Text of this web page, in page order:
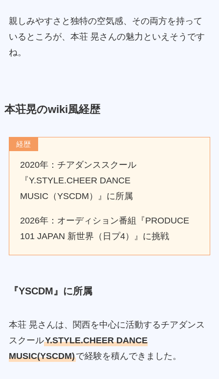
親しみやすさと独特の空気感、その両方を持って
いるところが、本荘 晃さんの魅力といえそうです
ね。
本荘晃のwiki風経歴
経歴
2020年：チアダンススクール
『Y.STYLE.CHEER DANCE
MUSIC（YSCDM）』に所属
2026年：オーディション番組『PRODUCE
101 JAPAN 新世界（日プ4）』に挑戦
『YSCDM』に所属
本荘 晃さんは、関西を中心に活動するチアダンス
スクールY.STYLE.CHEER DANCE
MUSIC(YSCDM)で経験を積んできました。